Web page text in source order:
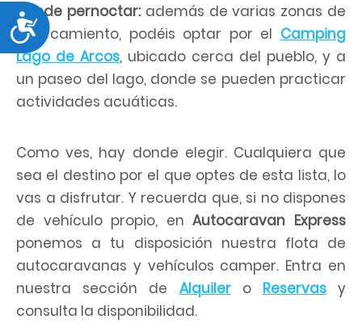
Accesibilidad
Dónde pernoctar:además de varias zonas de
aparcamiento, podéis optar por el Camping
Lago de Arcos, ubicado cerca del pueblo, y a
un paseo del lago, donde se pueden practicar
actividades acuáticas.
Como ves, hay donde elegir. Cualquiera que
sea el destino por el que optes de esta lista, lo
vas a disfrutar. Y recuerda que, si no dispones
de vehículo propio, enAutocaravan Express
ponemos a tu disposición nuestra flota de
autocaravanas y vehículos camper. Entra en
nuestra sección de Alquilero Reservasy
consulta la disponibilidad.